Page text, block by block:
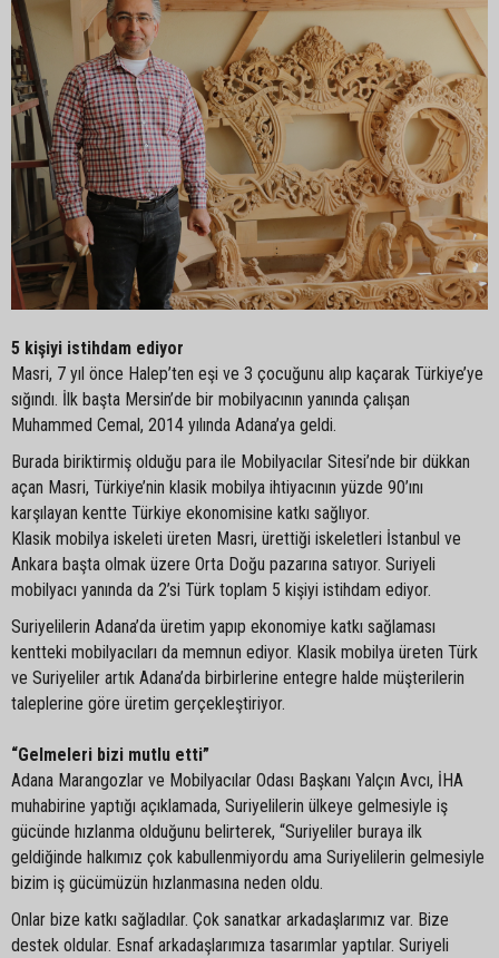
5 kişiyi istihdam ediyor
Masri, 7 yıl önce Halep’ten eşi ve 3 çocuğunu alıp kaçarak Türkiye’ye
sığındı. İlk başta Mersin’de bir mobilyacının yanında çalışan
Muhammed Cemal, 2014 yılında Adana’ya geldi.
Burada biriktirmiş olduğu para ile Mobilyacılar Sitesi’nde bir dükkan
açan Masri, Türkiye’nin klasik mobilya ihtiyacının yüzde 90’ını
karşılayan kentte Türkiye ekonomisine katkı sağlıyor.
Klasik mobilya iskeleti üreten Masri, ürettiği iskeletleri İstanbul ve
Ankara başta olmak üzere Orta Doğu pazarına satıyor. Suriyeli
mobilyacı yanında da 2’si Türk toplam 5 kişiyi istihdam ediyor.
Suriyelilerin Adana’da üretim yapıp ekonomiye katkı sağlaması
kentteki mobilyacıları da memnun ediyor. Klasik mobilya üreten Türk
ve Suriyeliler artık Adana’da birbirlerine entegre halde müşterilerin
taleplerine göre üretim gerçekleştiriyor.
“Gelmeleri bizi mutlu etti”
Adana Marangozlar ve Mobilyacılar Odası Başkanı Yalçın Avcı, İHA
muhabirine yaptığı açıklamada, Suriyelilerin ülkeye gelmesiyle iş
gücünde hızlanma olduğunu belirterek, “Suriyeliler buraya ilk
geldiğinde halkımız çok kabullenmiyordu ama Suriyelilerin gelmesiyle
bizim iş gücümüzün hızlanmasına neden oldu.
Onlar bize katkı sağladılar. Çok sanatkar arkadaşlarımız var. Bize
destek oldular. Esnaf arkadaşlarımıza tasarımlar yaptılar. Suriyeli